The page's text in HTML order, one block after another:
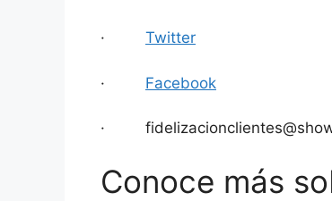
· Twitter
· Facebook
·
Conoce más